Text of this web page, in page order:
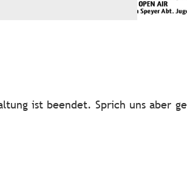
ist beendet. Sprich uns aber